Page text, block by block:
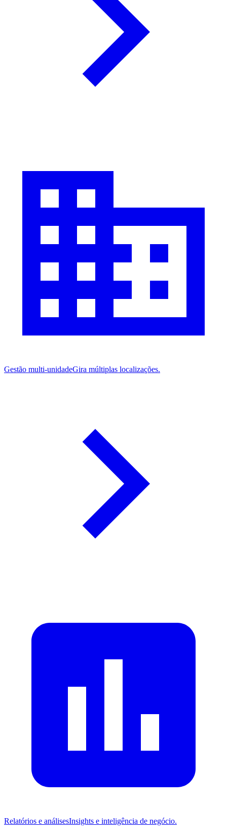
Gestão multi-unidadeGira múltiplas localizações.
Relatórios e análisesInsights e inteligência de negócio.